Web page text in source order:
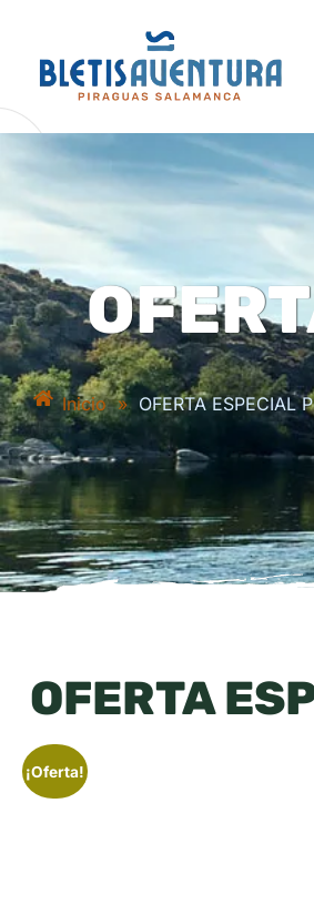
Inicio » OFERTA ESPECIAL
OFERTA
¡Oferta!